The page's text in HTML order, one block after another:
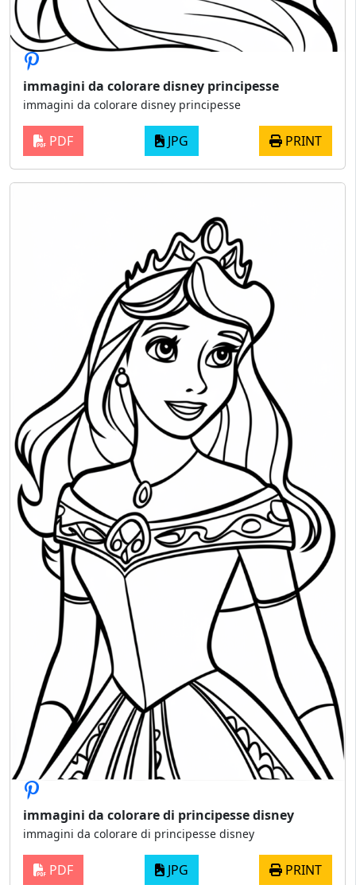
immagini da colorare disney principesse
immagini da colorare disney principesse
PDF JPG PRINT
immagini da colorare di principesse disney
immagini da colorare di principesse disney
PDF JPG PRINT